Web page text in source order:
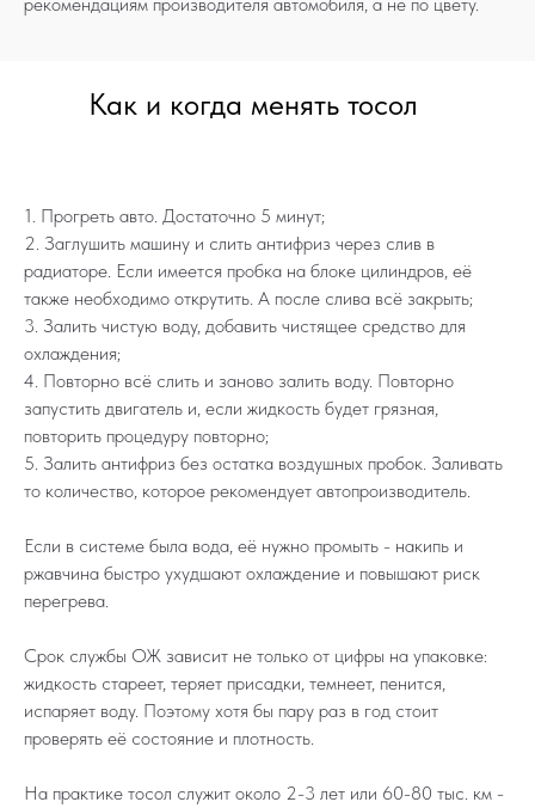
Как и когда менять тосол
1. Прогреть авто. Достаточно 5 минут;
2. Заглушить машину и слить антифриз через слив в
радиаторе. Если имеется пробка на блоке цилиндров, её
также необходимо открутить. А после слива всё закрыть;
3. Залить чистую воду, добавить чистящее средство для
охлаждения;
4. Повторно всё слить и заново залить воду. Повторно
запустить двигатель и, если жидкость будет грязная,
повторить процедуру повторно;
5. Залить антифриз без остатка воздушных пробок. Заливать
то количество, которое рекомендует автопроизводитель.
Если в системе была вода, её нужно промыть - накипь и
ржавчина быстро ухудшают охлаждение и повышают риск
перегрева.
Срок службы ОЖ зависит не только от цифры на упаковке:
жидкость стареет, теряет присадки, темнеет, пенится,
испаряет воду. Поэтому хотя бы пару раз в год стоит
проверять её состояние и плотность.
На практике тосол служит около 2-3 лет или 60-80 тыс. км -